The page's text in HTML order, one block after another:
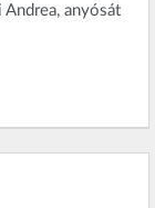
anyósát